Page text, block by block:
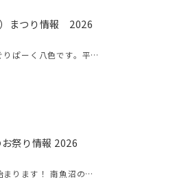
まつり情報 2026
りぱーく八色です。平…
祭り情報 2026
まります！ 南魚沼の…